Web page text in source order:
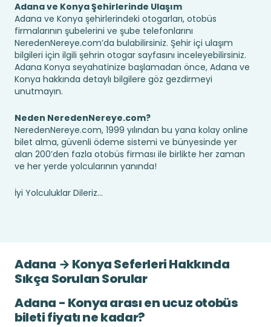
Adana ve Konya Şehirlerinde Ulaşım
Adana ve Konya şehirlerindeki otogarları, otobüs
firmalarının şubelerini ve şube telefonlarını
NeredenNereye.com’da bulabilirsiniz. Şehir içi ulaşım
bilgileri için ilgili şehrin otogar sayfasını inceleyebilirsiniz.
Adana Konya seyahatinize başlamadan önce, Adana ve
Konya hakkında detaylı bilgilere göz gezdirmeyi
unutmayın.
Neden NeredenNereye.com?
NeredenNereye.com, 1999 yılından bu yana kolay online
bilet alma, güvenli ödeme sistemi ve bünyesinde yer
alan 200’den fazla otobüs firması ile birlikte her zaman
ve her yerde yolcularının yanında!
İyi Yolculuklar Dileriz...
Adana → Konya Seferleri Hakkında
Sıkça Sorulan Sorular
Adana - Konya arası en ucuz otobüs
bileti fiyatı ne kadar?